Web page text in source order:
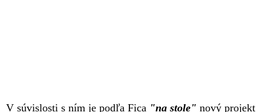
V súvislosti s ním je podľa Fica "na stole" nový projekt